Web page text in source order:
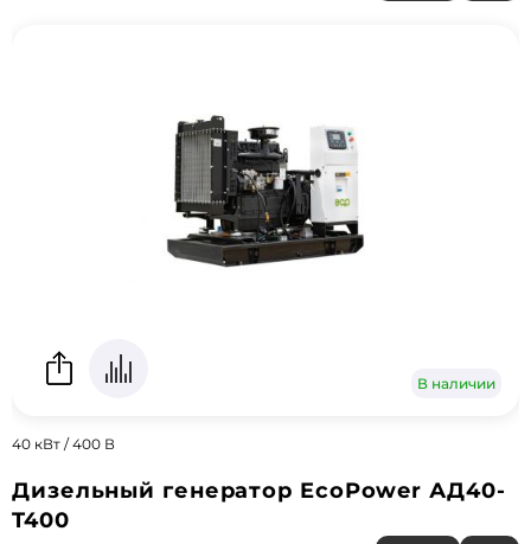
В наличии
40 кВт / 400 В
Дизельный генератор EcoPower АД40-
T400